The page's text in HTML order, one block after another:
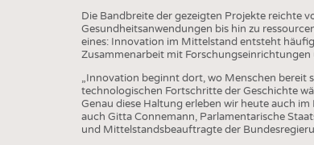
BUSINESS
UNTERNEHMEN
AUSSCHREIBUNGEN
Die Bandbreite der gezeigten Projekte reichte
Gesundheitsanwendungen bis hin zu
eines: Innovation im Mittelstand entsteht
Zusammenarbeit mit
„Innovation beginnt dort, wo Menschen bereit
technologischen Fortschritte der Geschichte
Genau diese Haltung erleben wir heute auch
auch Gitta Connemann, Parlamentarische
und Mittelstandsbeauftragte der